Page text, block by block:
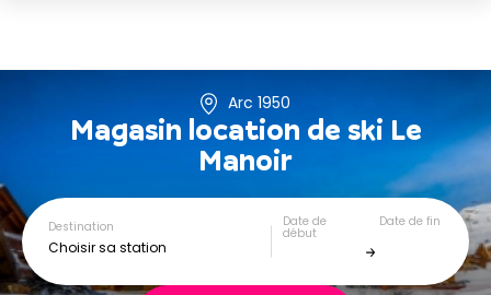
Arc 1950
Magasin location de ski Le
Manoir
Destination
Choisir sa station
Date de
début
Date de fin